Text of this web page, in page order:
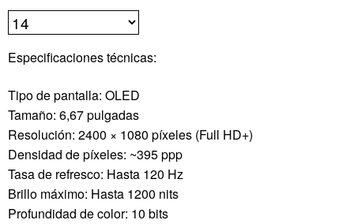
Especificaciones técnicas:
Tipo de pantalla: OLED
Tamaño: 6,67 pulgadas
Resolución: 2400 × 1080 píxeles (Full HD+)
Densidad de píxeles: ~395 ppp
Tasa de refresco: Hasta 120 Hz
Brillo máximo: Hasta 1200 nits
Profundidad de color: 10 bits